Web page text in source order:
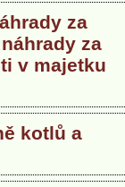
za
za
v majetku
kotlů a